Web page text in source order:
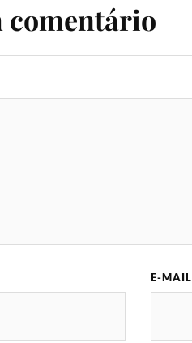
comentário
E-MAIL